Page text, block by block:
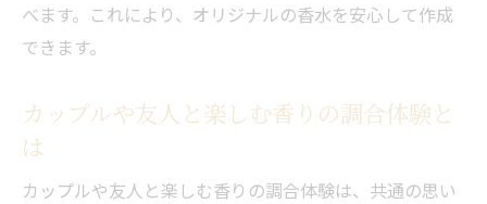
べます。これにより、オリジナルの香水を安心して作成
できます。
カップルや友人と楽しむ香りの調合体験と
は
カップルや友人と楽しむ香りの調合体験は、共通の思い